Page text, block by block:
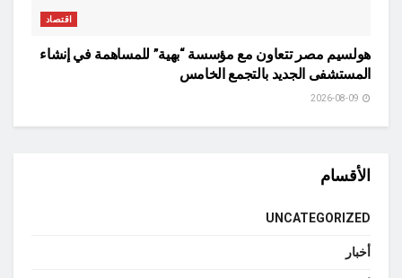
اقتصاد
هولسيم مصر تتعاون مع مؤسسة “بهية” للمساهمة في إنشاء
المستشفى الجديد بالتجمع الخامس
الأقسام
UNCATEGORIZED
أخبار